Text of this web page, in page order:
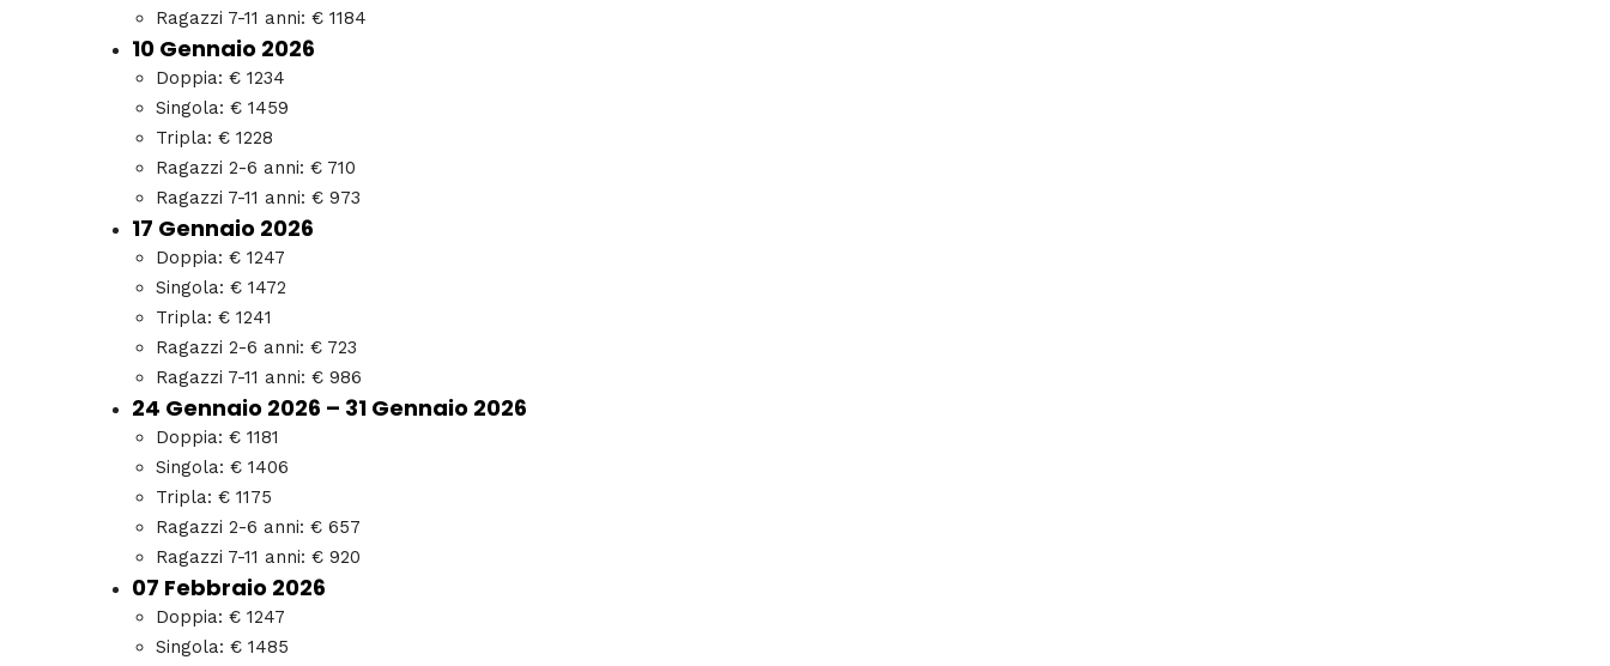
Ragazzi 7-11 anni: € 1184
10 Gennaio 2026
Doppia: € 1234
Singola: € 1459
Tripla: € 1228
Ragazzi 2-6 anni: € 710
Ragazzi 7-11 anni: € 973
17 Gennaio 2026
Doppia: € 1247
Singola: € 1472
Tripla: € 1241
Ragazzi 2-6 anni: € 723
Ragazzi 7-11 anni: € 986
24 Gennaio 2026 – 31 Gennaio 2026
Doppia: € 1181
Singola: € 1406
Tripla: € 1175
Ragazzi 2-6 anni: € 657
Ragazzi 7-11 anni: € 920
07 Febbraio 2026
Doppia: € 1247
Singola: € 1485